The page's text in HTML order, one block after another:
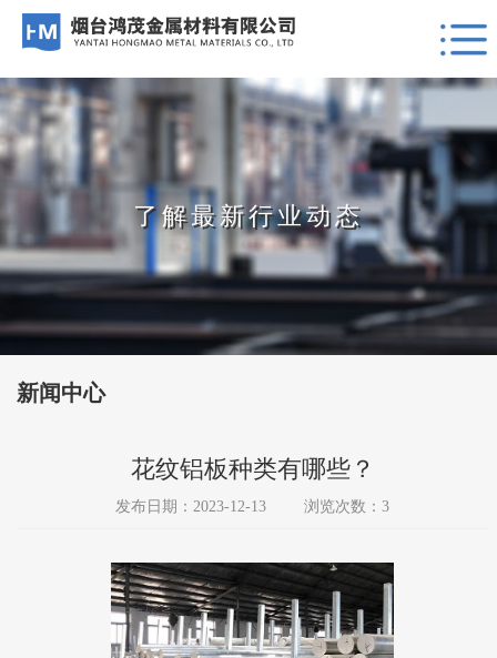
了解最新行业动态
新闻中心
花纹铝板种类有哪些？
发布日期：2023-12-13 浏览次数：3